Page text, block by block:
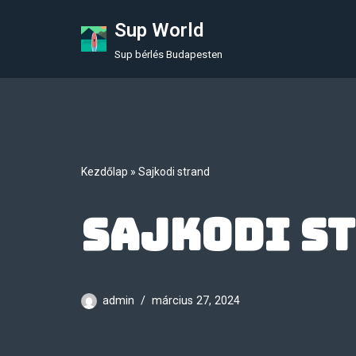
Sup World
Sup bérlés Budapesten
Kezdőlap » Sajkodi strand
Sajkodi
admin március 27, 2024